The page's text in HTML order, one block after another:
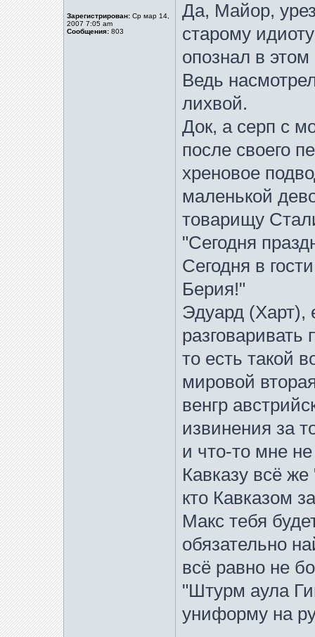
Зарегистрирован: Ср мар 14,
2007 7:05 am
Сообщения: 803
Да, Майор,
старому
опознал в
Ведь
лихвой.
Док, а серп с
после своего
хреновое
маленькой
товарищу
"Сегодня
Сегодня в
Берия!"
Эдуард (Харт),
то есть такой
мировой
венгр
извинения за
и что-то мне
Кавказу всё
кто Кавказом
Макс тебя
обязательно
всё равно не
"Штурм аула
униформу на